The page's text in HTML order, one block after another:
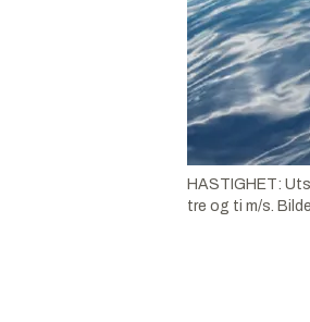
HASTIGHET:
tre og ti m/s.